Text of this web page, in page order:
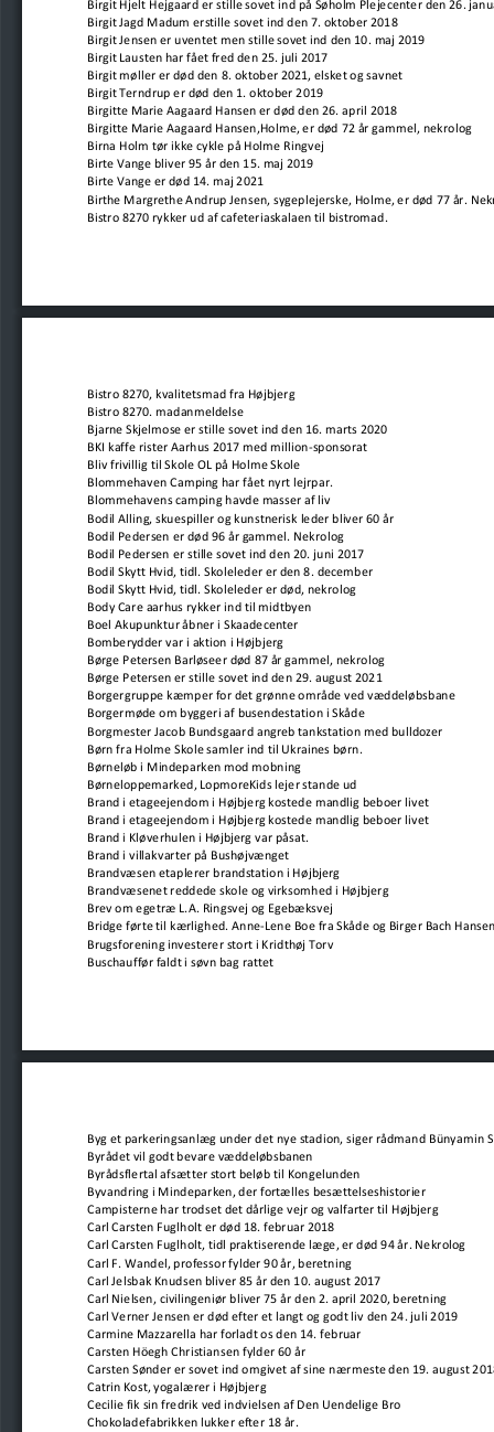
Birgit Hjelt Hejgaard er stille sovet ind på Søholm Plejecenter den 26.
Birgit Jagd Madum erstille sovet ind den 7. oktober 2018
Birgit Jensen er uventet men stille sovet ind den 10. maj 2019
Birgit Lausten har fået fred den 25. juli 2017
Birgit møller er død den 8. oktober 2021, elsket og savnet
Birgit Terndrup er død den 1. oktober 2019
Birgitte Marie Aagaard Hansen er død den 26. april 2018
Birgitte Marie Aagaard Hansen,Holme, er død 72 år gammel, nekrolog
Birna Holm tør ikke cykle på Holme Ringvej
Birte Vange bliver 95 år den 15. maj 2019
Birte Vange er død 14. maj 2021
Birthe Margrethe Andrup Jensen, sygeplejerske, Holme, er død 77 år.
Bistro 8270 rykker ud af cafeteriaskalaen til bistromad.
Bistro 8270, kvalitetsmad fra Højbjerg
Bistro 8270. madanmeldelse
Bjarne Skjelmose er stille sovet ind den 16. marts 2020
BKI kaffe rister Aarhus 2017 med million-sponsorat
Bliv frivillig til Skole OL på Holme Skole
Blommehaven Camping har fået nyrt lejrpar.
Blommehavens camping havde masser af liv
Bodil Alling, skuespiller og kunstnerisk leder bliver 60 år
Bodil Pedersen er død 96 år gammel. Nekrolog
Bodil Pedersen er stille sovet ind den 20. juni 2017
Bodil Skytt Hvid, tidl. Skoleleder er den 8. december
Bodil Skytt Hvid, tidl. Skoleleder er død, nekrolog
Body Care aarhus rykker ind til midtbyen
Boel Akupunktur åbner i Skaadecenter
Bomberydder var i aktion i Højbjerg
Børge Petersen Barløseer død 87 år gammel, nekrolog
Børge Petersen er stille sovet ind den 29. august 2021
Borgergruppe kæmper for det grønne område ved væddeløbsbane
Borgermøde om byggeri af busendestation i Skåde
Borgmester Jacob Bundsgaard angreb tankstation med bulldozer
Børn fra Holme Skole samler ind til Ukraines børn.
Børneløb i Mindeparken mod mobning
Børneloppemarked, LopmoreKids lejer stande ud
Brand i etageejendom i Højbjerg kostede mandlig beboer livet
Brand i etageejendom i Højbjerg kostede mandlig beboer livet
Brand i Kløverhulen i Højbjerg var påsat.
Brand i villakvarter på Bushøjvænget
Brandvæsen etaplerer brandstation i Højbjerg
Brandvæsenet reddede skole og virksomhed i Højbjerg
Brev om egetræ L.A. Ringsvej og Egebæksvej
Bridge førte til kærlighed. Anne-Lene Boe fra Skåde og Birger Bach
Brugsforening investerer stort i Kridthøj Torv
Buschauffør faldt i søvn bag rattet
Byg et parkeringsanlæg under det nye stadion, siger rådmand Bünyamin
Byrådet vil godt bevare væddeløbsbanen
Byrådsflertal afsætter stort beløb til Kongelunden
Byvandring i Mindeparken, der fortælles besættelseshistorier
Campisterne har trodset det dårlige vejr og valfarter til Højbjerg
Carl Carsten Fuglholt er død 18. februar 2018
Carl Carsten Fuglholt, tidl praktiserende læge, er død 94 år. Nekrolog
Carl F. Wandel, professor fylder 90 år, beretning
Carl Jelsbak Knudsen bliver 85 år den 10. august 2017
Carl Nielsen, civilingeniør bliver 75 år den 2. april 2020, beretning
Carl Verner Jensen er død efter et langt og godt liv den 24. juli 2019
Carmine Mazzarella har forladt os den 14. februar
Carsten Höegh Christiansen fylder 60 år
Carsten Sønder er sovet ind omgivet af sine nærmeste den 19. august
Catrin Kost, yogalærer i Højbjerg
Cecilie fik sin fredrik ved indvielsen af Den Uendelige Bro
Chokoladefabrikken lukker efter 18 år.